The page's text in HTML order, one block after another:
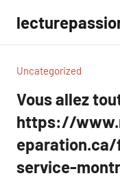
contenu
Uncategorized
Vous allez
https://
service-